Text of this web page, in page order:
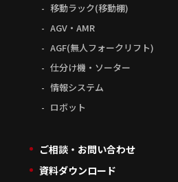
移動ラック(移動棚)
AGV・AMR
AGF(無人フォークリフト)
仕分け機・ソーター
情報システム
ロボット
ご相談・お問い合わせ
資料ダウンロード